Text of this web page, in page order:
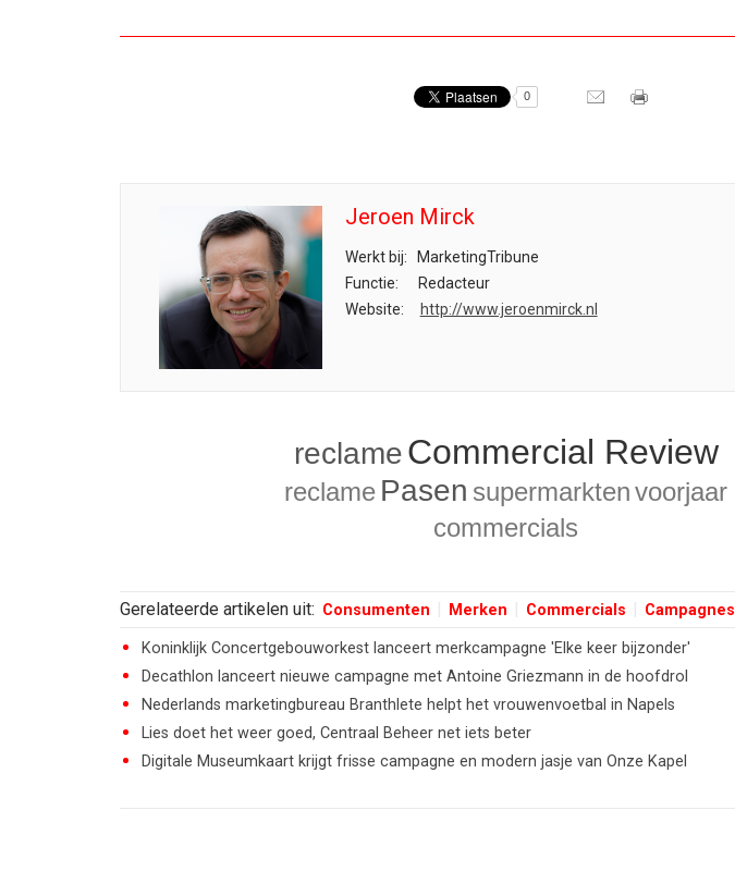
0
Jeroen Mirck
Werkt bij:
MarketingTribune
Functie:
Redacteur
Website:
http://www.jeroenmirck.nl
reclameCommercial Review
reclame Pasen supermarktenvoorjaar
commercials
Gerelateerde artikelen uit: Consumenten Merken Commercials Campagnes
Koninklijk Concertgebouworkest lanceert merkcampagne 'Elke keer bijzonder'
Decathlon lanceert nieuwe campagne met Antoine Griezmann in de hoofdrol
Nederlands marketingbureau Branthlete helpt het vrouwenvoetbal in Napels
Lies doet het weer goed, Centraal Beheer net iets beter
Digitale Museumkaart krijgt frisse campagne en modern jasje van Onze Kapel